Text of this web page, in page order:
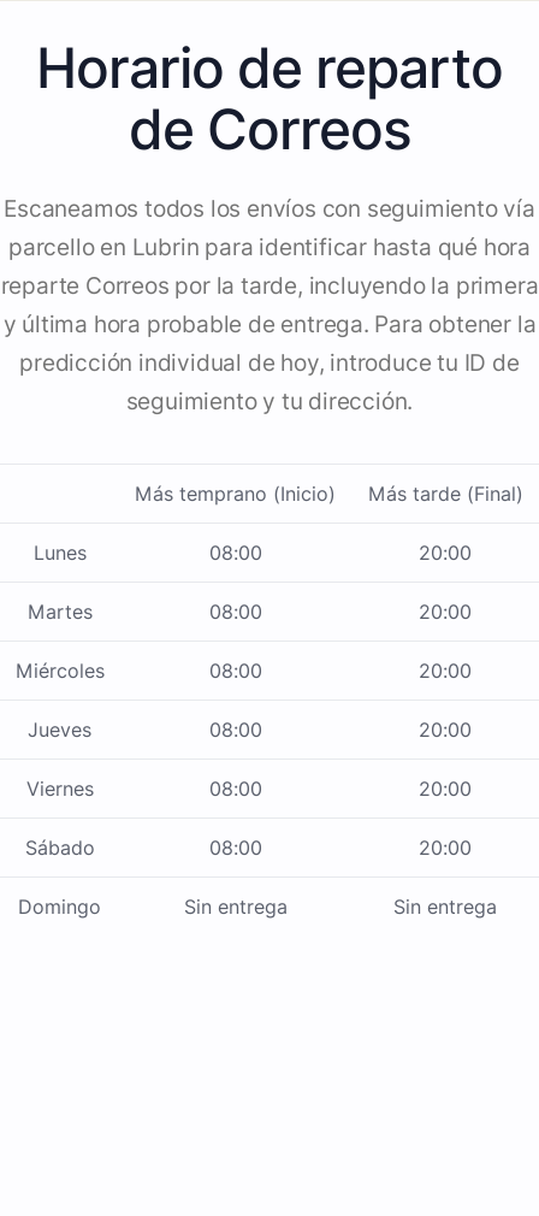
Horario de reparto
de Correos
Escaneamos todos los envíos con seguimiento vía
parcello en Lubrin para identificar hasta qué hora
reparte Correos por la tarde, incluyendo la primera
y última hora probable de entrega. Para obtener la
predicción individual de hoy, introduce tu ID de
seguimiento y tu dirección.
Más temprano (Inicio) Más tarde (Final)
Lunes 08:00 20:00
Martes 08:00 20:00
Miércoles 08:00 20:00
Jueves 08:00 20:00
Viernes 08:00 20:00
Sábado 08:00 20:00
Domingo Sin entrega Sin entrega